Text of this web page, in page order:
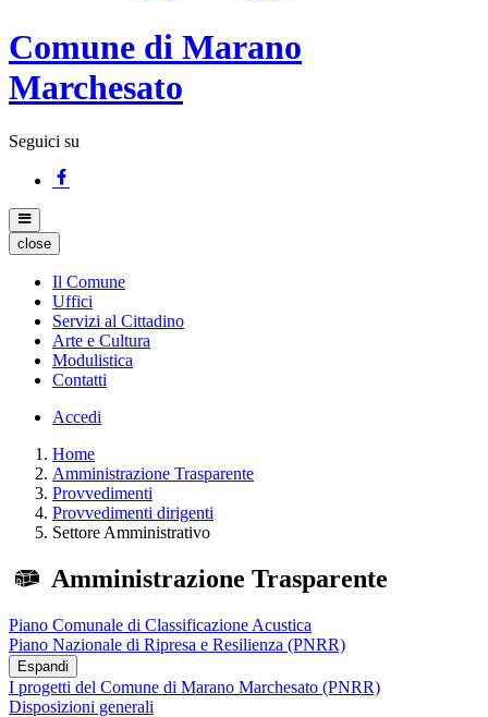
Comune di Marano
Marchesato
Seguici su
close
Il Comune
Uffici
Servizi al Cittadino
Arte e Cultura
Modulistica
Contatti
Accedi
Home
Amministrazione Trasparente
Provvedimenti
Provvedimenti dirigenti
Settore Amministrativo
Amministrazione Trasparente
Piano Comunale di Classificazione Acustica
Piano Nazionale di Ripresa e Resilienza (PNRR)
Espandi
I progetti del Comune di Marano Marchesato (PNRR)
Disposizioni generali